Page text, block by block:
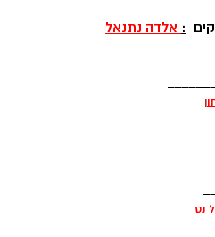
: אלדה נתנאל
ן
נט